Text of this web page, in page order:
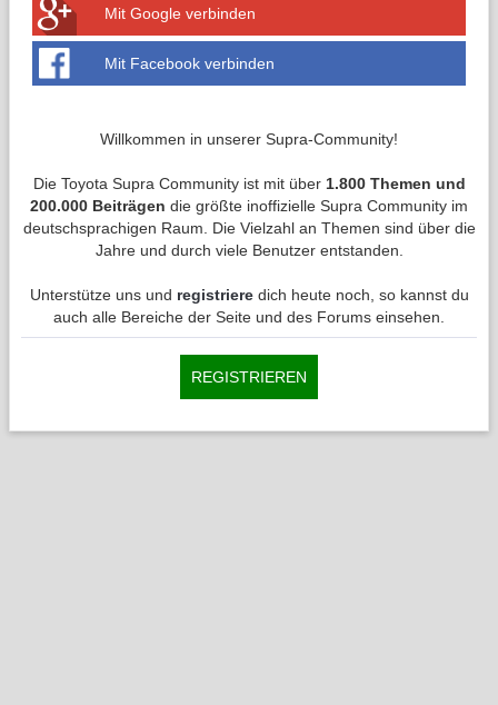
Mit Google verbinden
Mit Facebook verbinden
Willkommen in unserer Supra-Community!
Die Toyota Supra Community ist mit über 1.800 Themen und
200.000 Beiträgen die größte inoffizielle Supra Community im
deutschsprachigen Raum. Die Vielzahl an Themen sind über die
Jahre und durch viele Benutzer entstanden.
Unterstütze uns und registrieredich heute noch, so kannst du
auch alle Bereiche der Seite und des Forums einsehen.
REGISTRIEREN